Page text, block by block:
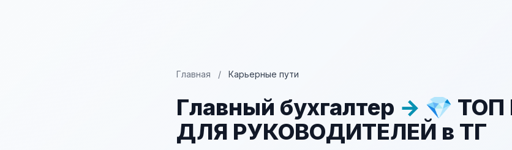
Главная / Карьерные пути
Главный бухгалтер → 💎
ДЛЯ РУКОВОДИТЕЛЕЙ в ТГ